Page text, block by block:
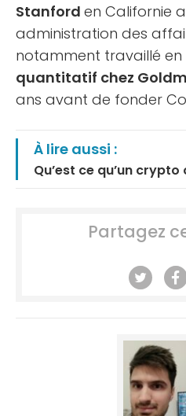
Stanford en Californie
administration des
notamment travaillé
quantitatif chez
ans avant de fonder
À lire aussi :
Qu’est ce qu’un crypto
Partagez